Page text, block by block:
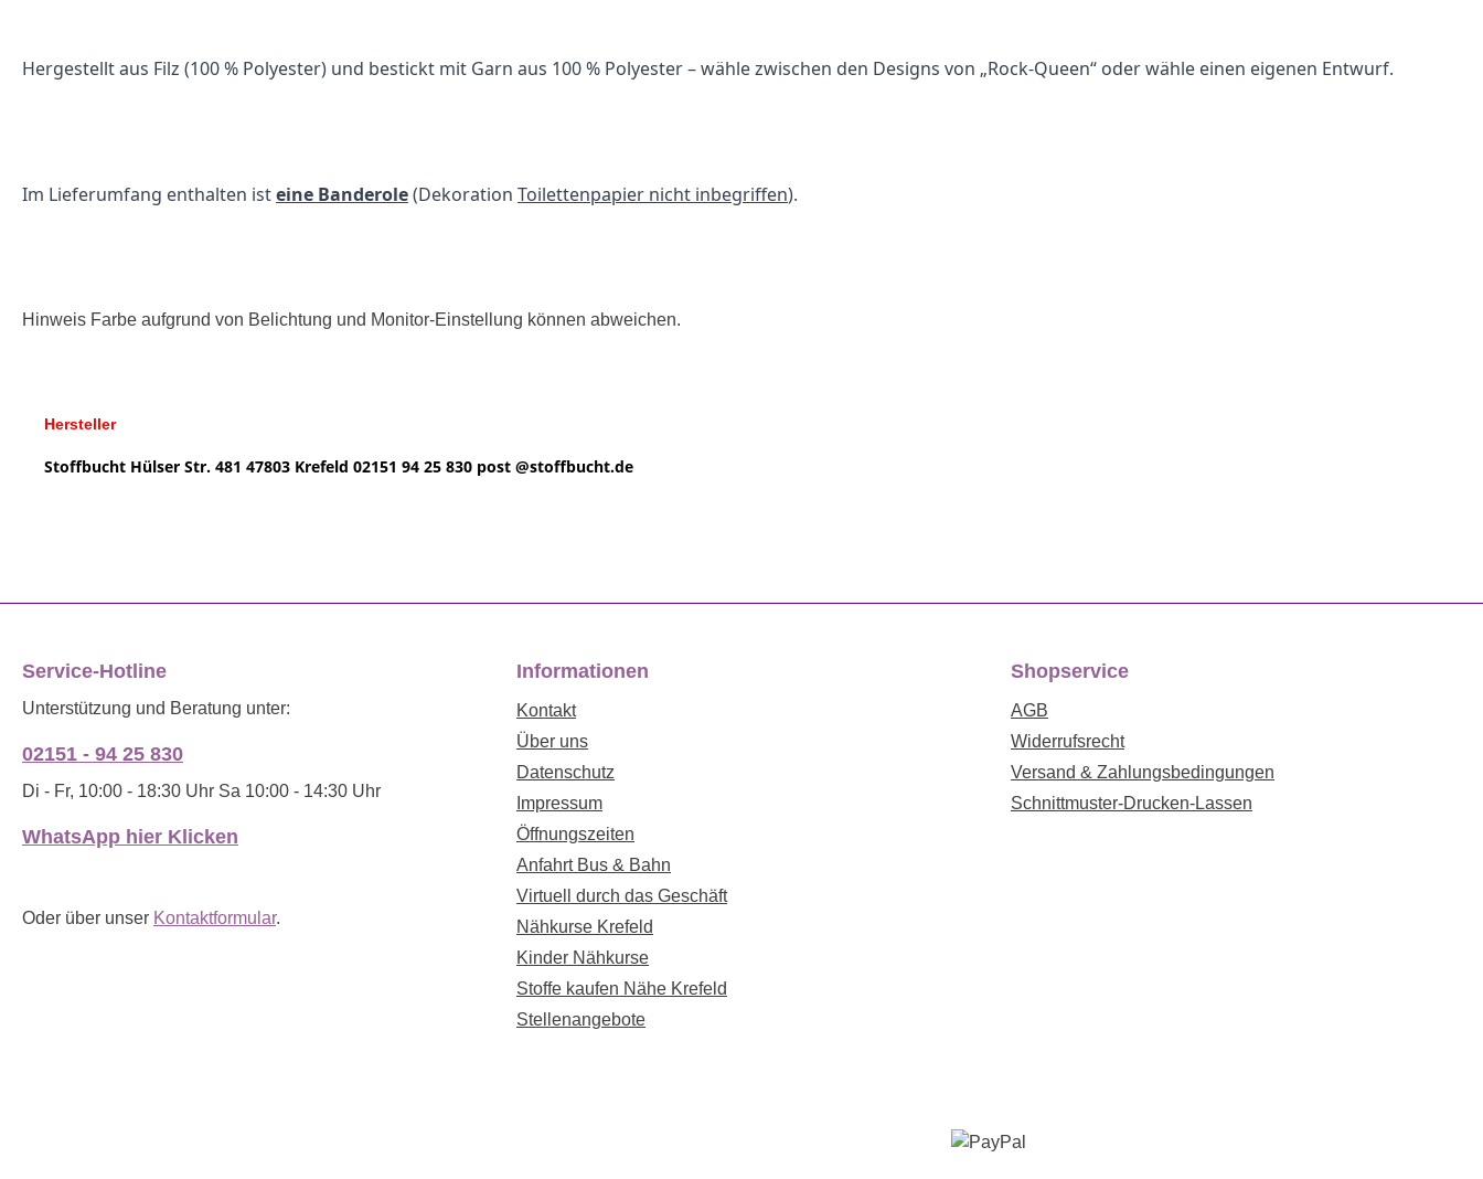
Hergestellt aus Filz (100 % Polyester) und bestickt mit Garn aus 100 % Polyester – wähle zwischen den Designs von „Rock-Queen“ oder wähle einen eigenen Entwurf.
Im Lieferumfang enthalten isteine Banderole(Dekoration Toilettenpapier nicht inbegriffen).
Hinweis Farbe aufgrund von Belichtung und Monitor-Einstellung können abweichen.
Hersteller
Stoffbucht Hülser Str. 481 47803 Krefeld 02151 94 25 830 post @stoffbucht.de
Service-Hotline
Unterstützung und Beratung unter:
02151 - 94 25 830
Di - Fr, 10:00 - 18:30 Uhr Sa 10:00 - 14:30 Uhr
WhatsApp hier Klicken
Oder über unser Kontaktformular.
Informationen
Kontakt
Über uns
Datenschutz
Impressum
Öffnungszeiten
Anfahrt Bus & Bahn
Virtuell durch das Geschäft
Nähkurse Krefeld
Kinder Nähkurse
Stoffe kaufen Nähe Krefeld
Stellenangebote
Shopservice
AGB
Widerrufsrecht
Versand & Zahlungsbedingungen
Schnittmuster-Drucken-Lassen